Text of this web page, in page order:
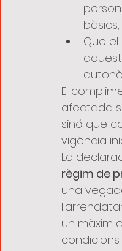
Que
El
afectada
sinó que
vigència
La
règim de
una
un màxim